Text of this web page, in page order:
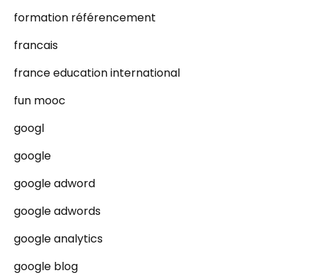
formation référencement
francais
france education international
fun mooc
googl
google
google adword
google adwords
google analytics
google blog